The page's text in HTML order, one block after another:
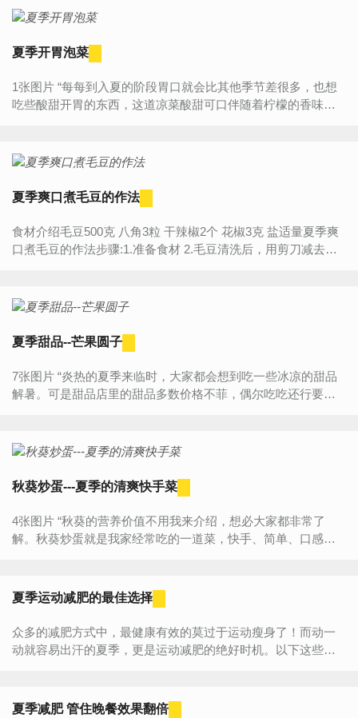
夏季开胃泡菜
1张图片 “每每到入夏的阶段胃口就会比其他季节差很多，也想
吃些酸甜开胃的东西，这道凉菜酸甜可口伴随着柠檬的香味，
夏季爽口煮毛豆的作法
食材介绍毛豆500克 八角3粒 干辣椒2个 花椒3克 盐适量夏季爽
口煮毛豆的作法步骤:1.准备食材 2.毛豆清洗后，用剪刀减去两
夏季甜品--芒果圆子
7张图片 “炎热的夏季来临时，大家都会想到吃一些冰凉的甜品
解暑。可是甜品店里的甜品多数价格不菲，偶尔吃吃还行要是
秋葵炒蛋---夏季的清爽快手菜
4张图片 “秋葵的营养价值不用我来介绍，想必大家都非常了
解。秋葵炒蛋就是我家经常吃的一道菜，快手、简单、口感也
夏季运动减肥的最佳选择
众多的减肥方式中，最健康有效的莫过于运动瘦身了！而动一
动就容易出汗的夏季，更是运动减肥的绝好时机。以下这些项
夏季减肥 管住晚餐效果翻倍